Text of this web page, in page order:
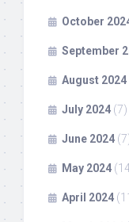
October
September
August 2024
July 2024 (7)
June 2024
May 2024
April 2024